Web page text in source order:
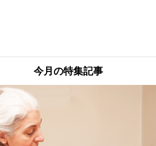
今月の特集記事